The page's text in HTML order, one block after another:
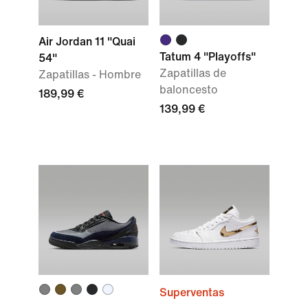
Air Jordan 11 "Quai
54"
Zapatillas - Hombre
189,99 €
Tatum 4 "Playoffs"
Zapatillas de
baloncesto
139,99 €
Superventas